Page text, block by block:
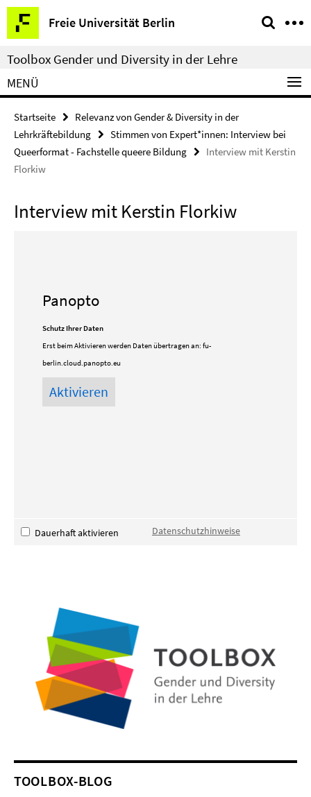
Springe
direkt
zu
Inhalt
Freie Universität Berlin
Service-
Navigation
Toolbox Gender und Diversity in der Lehre
MENÜ
Startseite
Relevanz von Gender & Diversity in der
Lehrkräftebildung
Stimmen von Expert*innen: Interview bei
Queerformat - Fachstelle queere Bildung
Interview mit Kerstin
Florkiw
Interview mit Kerstin Florkiw
Panopto
Schutz Ihrer Daten
Erst beim Aktivieren werden Daten übertragen an: fu-
berlin.cloud.panopto.eu
Dauerhaft aktivieren Datenschutzhinweise
TOOLBOX-BLOG